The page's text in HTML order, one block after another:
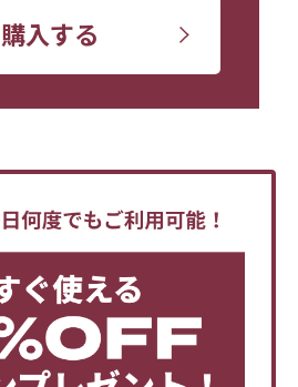
購入する